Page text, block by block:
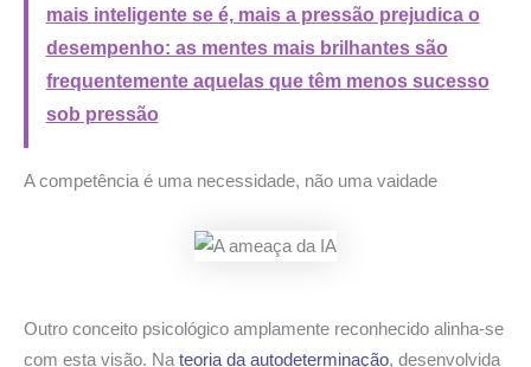
mais inteligente se é, mais a pressão prejudica o
desempenho: as mentes mais brilhantes são
frequentemente aquelas que têm menos sucesso
sob pressão
A competência é uma necessidade, não uma vaidade
Outro conceito psicológico amplamente reconhecido alinha-se
com esta visão. Na teoria da autodeterminação, desenvolvida